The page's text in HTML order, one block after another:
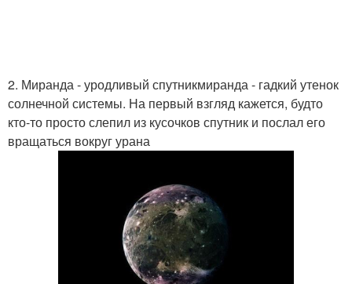
2. Миранда - уродливый спутникмиранда - гадкий утенок
солнечной системы. На первый взгляд кажется, будто
кто-то просто слепил из кусочков спутник и послал его
вращаться вокруг урана